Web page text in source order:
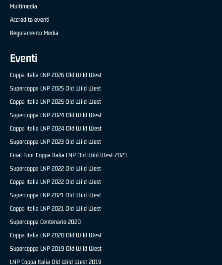
Multimedia
Accredito eventi
Regolamento Media
Eventi
Coppa Italia LNP 2026 Old Wild West
Supercoppa LNP 2025 Old Wild West
Coppa Italia LNP 2025 Old Wild West
Supercoppa LNP 2024 Old Wild West
Coppa Italia LNP 2024 Old Wild West
Supercoppa LNP 2023 Old Wild West
Final Four Coppa Italia LNP Old Wild West 2023
Supercoppa LNP 2022 Old Wild West
Coppa Italia LNP 2022 Old Wild West
Supercoppa LNP 2021 Old Wild West
Coppa Italia LNP 2021 Old Wild West
Supercoppa Centenario 2020
Coppa Italia LNP 2020 Old Wild West
Supercoppa LNP 2019 Old Wild West
LNP Coppa Italia Old Wild West 2019